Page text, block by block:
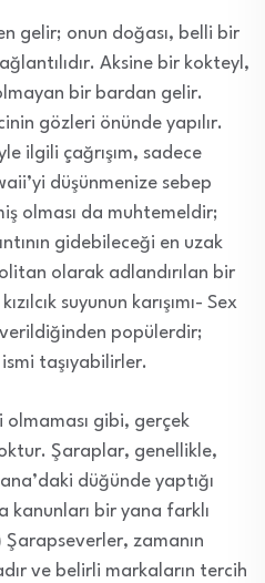
gelir; onun doğası, belli bir
Aksine bir kokteyl,
bir bardan gelir.
gözleri önünde yapılır.
ilgili çağrışım, sadece
düşünmenize sebep
olması da muhtemeldir;
gidebileceği en uzak
olarak adlandırılan bir
suyunun karışımı- Sex
popülerdir;
taşıyabilirler.
olmaması gibi, gerçek
Şaraplar, genellikle,
düğünde yaptığı
kanunları bir yana farklı
zamanın
ve belirli markaların tercih